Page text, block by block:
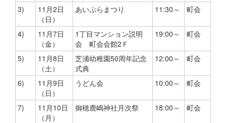
3)
11月2日
（日）
あいぷらまつり 11:30～ 町会
4)
11月7日
（金）
1丁目マンション説明
会 町会会館2Ｆ
19:00～ 町会
5)
11月8日
（土）
芝浦幼稚園50周年記念
式典
12:00～ 町会
6)
11月9日
（日）
うどん会 10:00～ 町会
7)
11月10日
（月）
御穂鹿嶋神社月次祭 18:00～ 町会